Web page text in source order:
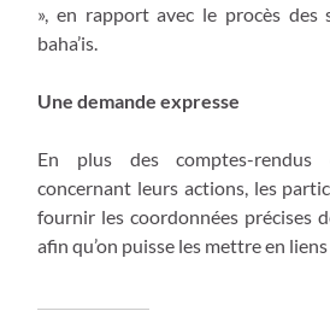
», en rapport avec le procès des
baha’is.
Une demande expresse
En plus des comptes-rendus
concernant leurs actions, les
fournir les coordonnées précises
afin qu’on puisse les mettre en